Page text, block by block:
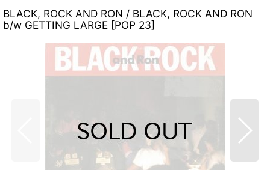
BLACK, ROCK AND RON / BLACK, ROCK AND RON
b/w GETTING LARGE [POP 23]